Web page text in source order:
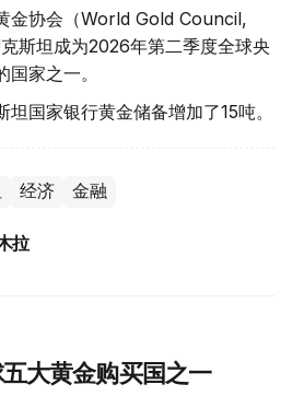
金协会（World Gold Council,
斯坦成为2026年第二季度全球央
家之一。
国家银行黄金储备增加了15吨。
经济 金融
拉
大黄金购买国之一